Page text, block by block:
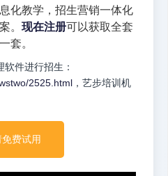
化教学，招生营销一体化
。 现在注册可以获取全套
套。
件进行招生：
2525.html ，艺步培训机
费试用